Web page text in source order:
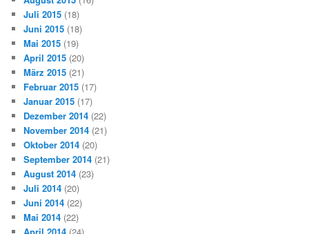
Juli 2015 (18)
Juni 2015 (18)
Mai 2015 (19)
April 2015 (20)
März 2015 (21)
Februar 2015 (17)
Januar 2015 (17)
Dezember 2014 (22)
November 2014 (21)
Oktober 2014 (20)
September 2014 (21)
August 2014 (23)
Juli 2014 (20)
Juni 2014 (22)
Mai 2014 (22)